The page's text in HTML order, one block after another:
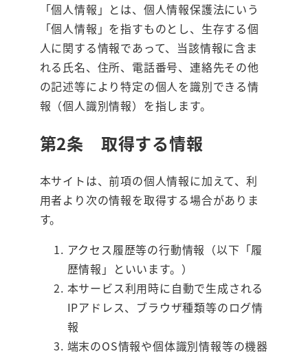
「個人情報」とは、個人情報保護法にいう
「個人情報」を指すものとし、生存する個
人に関する情報であって、当該情報に含ま
れる氏名、住所、電話番号、連絡先その他
の記述等により特定の個人を識別できる情
報（個人識別情報）を指します。
第2条 取得する情報
本サイトは、前項の個人情報に加えて、利
用者より次の情報を取得する場合がありま
す。
アクセス履歴等の行動情報（以下「履
歴情報」といいます。）
本サービス利用時に自動で生成される
IPアドレス、ブラウザ種類等のログ情
報
端末のOS情報や個体識別情報等の機器